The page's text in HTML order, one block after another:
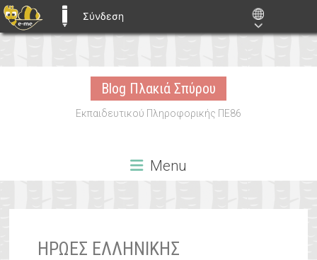
E-ME BLOGS
Σύνδεση
Blog Πλακιά Σπύρου
Εκπαιδευτικού Πληροφορικής ΠΕ86
Menu
ΉΡΩΕΣ ΕΛΛΗΝΙΚΉΣ